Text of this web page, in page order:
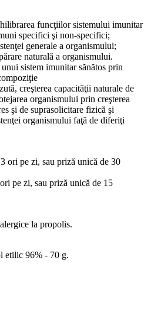
funcţiilor sistemului imunitar
specifici şi non-specifici;
generale a organismului;
naturală a organismului.
sistem imunitar sănătos prin
creşterea capacităţii naturale de
organismului prin creşterea
şi de suprasolicitare fizică şi
organismului faţă de diferiţi
ori pe zi, sau priză unică de 30
pe zi, sau priză unică de 15
la propolis.
etilic 96% - 70 g.